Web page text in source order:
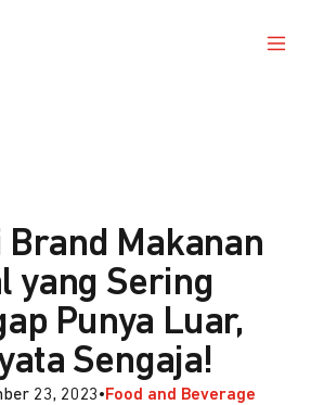
Makanan
yang Sering
Punya Luar,
Sengaja!
23, 2023•Food and Beverage